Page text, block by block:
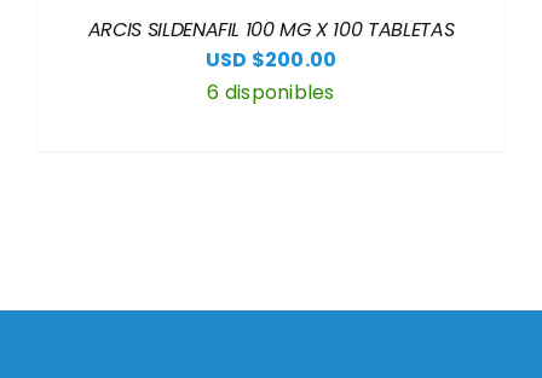
ARCIS SILDENAFIL 100 MG X 100 TABLETAS
USD $200.00
6 disponibles